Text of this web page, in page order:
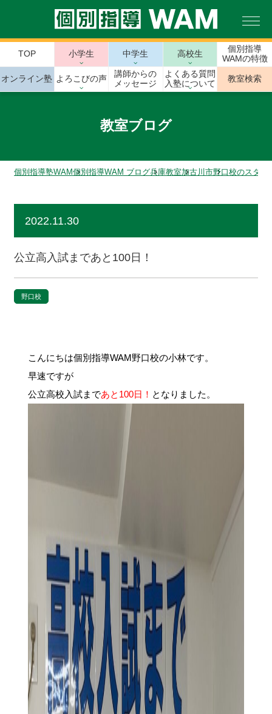
TOP 小学生 中学生 高校生
個別指導
WAMの特徴
オンライン塾 よろこびの声
講師からの
メッセージ
よくある質問
入塾について
教室検索
教室ブログ
個別指導塾WAM個別指導WAM ブログ兵庫教室加古川市野口校のスタッ
2022.11.30
公立高入試まであと100日！
野口校
こんにちは個別指導WAM野口校の小林です。
早速ですが
公立高校入試まであと100日！ となりました。